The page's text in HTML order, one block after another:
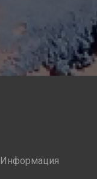
Информация